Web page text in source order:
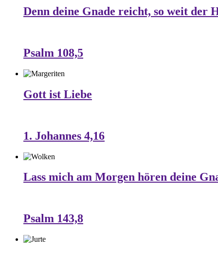
Denn deine Gnade reicht, so weit der
Psalm 108,5
Gott ist Liebe
1. Johannes 4,16
Lass mich am Morgen hören deine
Psalm 143,8